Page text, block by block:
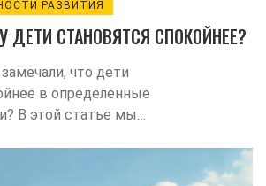
РАЗВИТИЯ
ДЕТИ СТАНОВЯТСЯ СПОКОЙНЕЕ?
что дети
в определенные
В этой статье мы